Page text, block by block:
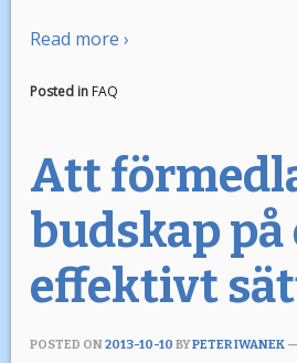
Read more ›
Posted in FAQ
Att
budskap
effektivt
POSTED ON2013-10-10 BYPETER IWANEK —